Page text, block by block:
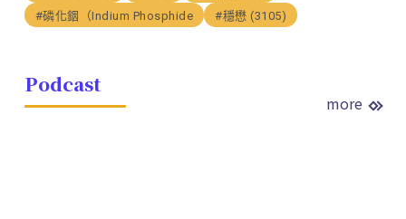
#磷化銦（Indium Phosphide
#穩懋 (3105)
Podcast
more